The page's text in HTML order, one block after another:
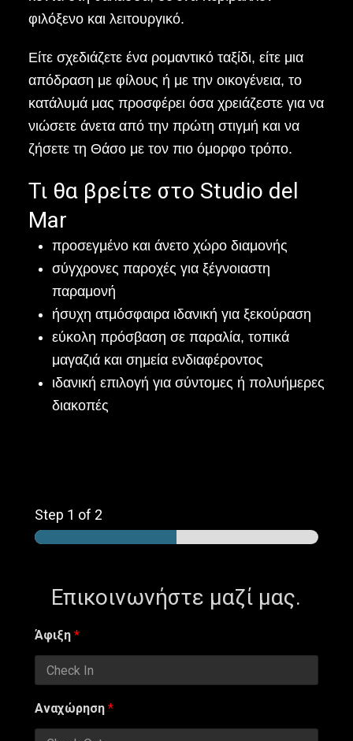
φιλόξενο και λειτουργικό.
Είτε σχεδιάζετε ένα ρομαντικό ταξίδι, είτε μια
απόδραση με φίλους ή με την οικογένεια, το
κατάλυμά μας προσφέρει όσα χρειάζεστε για να
νιώσετε άνετα από την πρώτη στιγμή και να
ζήσετε τη Θάσο με τον πιο όμορφο τρόπο.
Τι θα βρείτε στο Studio del
Mar
προσεγμένο και άνετο χώρο διαμονής
σύγχρονες παροχές για ξέγνοιαστη
παραμονή
ήσυχη ατμόσφαιρα ιδανική για ξεκούραση
εύκολη πρόσβαση σε παραλία, τοπικά
μαγαζιά και σημεία ενδιαφέροντος
ιδανική επιλογή για σύντομες ή πολυήμερες
διακοπές
Step 1 of 2
Επικοινωνήστε μαζί μας.
Άφιξη *
Αναχώρηση *